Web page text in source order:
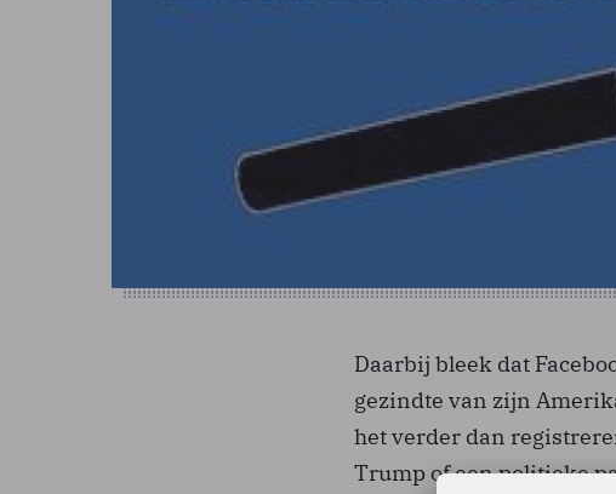
Daarbij bleek dat
gezindte van zijn
het verder dan
Trump of een politieke